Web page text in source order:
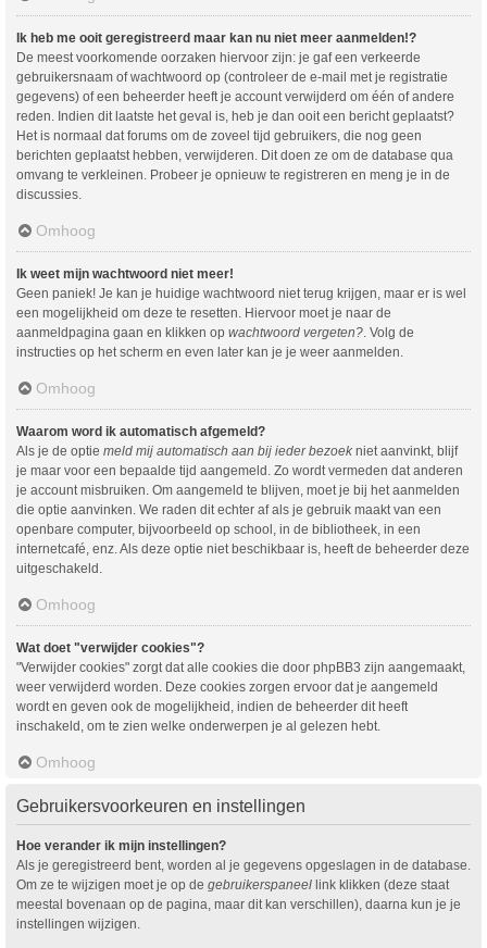
Ik heb me ooit geregistreerd maar kan nu niet meer aanmelden!?
De meest voorkomende oorzaken hiervoor zijn: je gaf een verkeerde
gebruikersnaam of wachtwoord op (controleer de e-mail met je registratie
gegevens) of een beheerder heeft je account verwijderd om één of andere
reden. Indien dit laatste het geval is, heb je dan ooit een bericht geplaatst?
Het is normaal dat forums om de zoveel tijd gebruikers, die nog geen
berichten geplaatst hebben, verwijderen. Dit doen ze om de database qua
omvang te verkleinen. Probeer je opnieuw te registreren en meng je in de
discussies.
Omhoog
Ik weet mijn wachtwoord niet meer!
Geen paniek! Je kan je huidige wachtwoord niet terug krijgen, maar er is wel
een mogelijkheid om deze te resetten. Hiervoor moet je naar de
aanmeldpagina gaan en klikken op wachtwoord vergeten? . Volg de
instructies op het scherm en even later kan je je weer aanmelden.
Omhoog
Waarom word ik automatisch afgemeld?
Als je de optie meld mij automatisch aan bij ieder bezoek niet aanvinkt, blijf
je maar voor een bepaalde tijd aangemeld. Zo wordt vermeden dat anderen
je account misbruiken. Om aangemeld te blijven, moet je bij het aanmelden
die optie aanvinken. We raden dit echter af als je gebruik maakt van een
openbare computer, bijvoorbeeld op school, in de bibliotheek, in een
internetcafé, enz. Als deze optie niet beschikbaar is, heeft de beheerder deze
uitgeschakeld.
Omhoog
Wat doet "verwijder cookies"?
"Verwijder cookies" zorgt dat alle cookies die door phpBB3 zijn aangemaakt,
weer verwijderd worden. Deze cookies zorgen ervoor dat je aangemeld
wordt en geven ook de mogelijkheid, indien de beheerder dit heeft
inschakeld, om te zien welke onderwerpen je al gelezen hebt.
Omhoog
Gebruikersvoorkeuren en instellingen
Hoe verander ik mijn instellingen?
Als je geregistreerd bent, worden al je gegevens opgeslagen in de database.
Om ze te wijzigen moet je op de gebruikerspaneel link klikken (deze staat
meestal bovenaan op de pagina, maar dit kan verschillen), daarna kun je je
instellingen wijzigen.